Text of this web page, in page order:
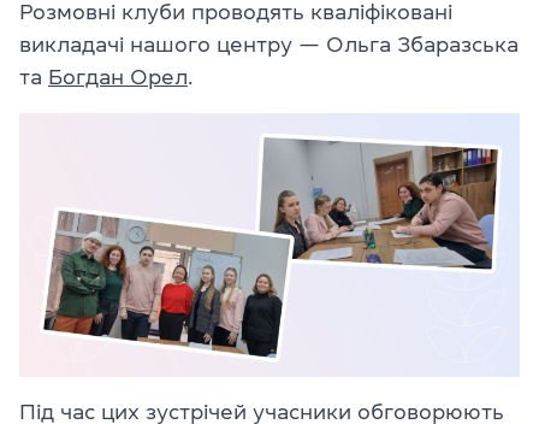
Розмовні клуби проводять кваліфіковані
викладачі нашого центру — Ольга Збаразська
та Богдан Орел.
Під час цих зустрічей учасники обговорюють